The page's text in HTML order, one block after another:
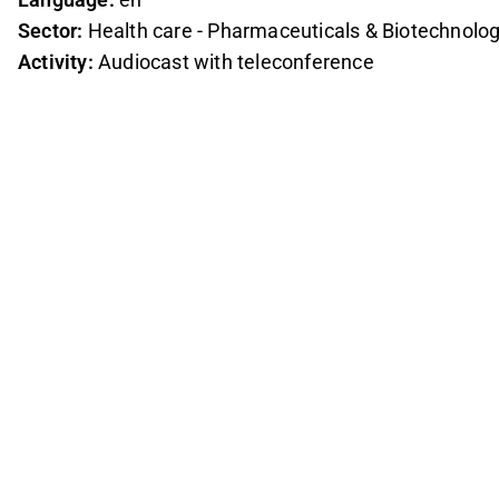
Sector: Health care - Pharmaceuticals &
Activity: Audiocast with teleconference